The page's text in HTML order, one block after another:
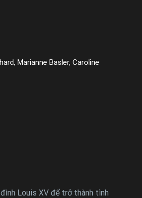
Marianne Basler, Caroline
Louis XV để trở thành tình